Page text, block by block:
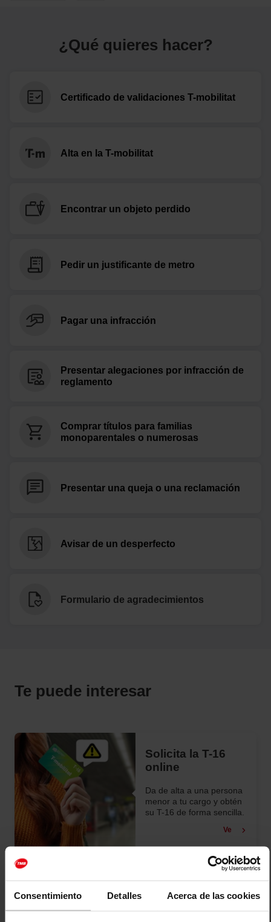
Consentimiento Detalles Acerca de las cookies
¿Qué quieres hacer?
Certificado de validaciones T-mobilitat
Alta en la T-mobilitat
Encontrar un objeto perdido
Pedir un justificante de metro
Pagar una infracción
Presentar alegaciones por infracción de
reglamento
Comprar títulos para familias
monoparentales o numerosas
Presentar una queja o una reclamación
Avisar de un desperfecto
Formulario de agradecimientos
Te puede interesar
Solicita la T-16
online
Da de alta a una persona
menor a tu cargo y obtén
su T-16 de forma sencilla.
Ve
Obtén las facturas
simplificadas y solicita las